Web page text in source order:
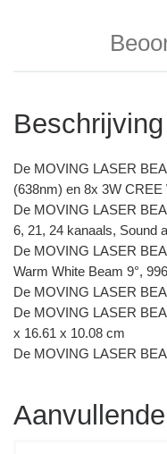
Beschrijving
De MOVING LASER
(638nm) en 8x 3W CREE
De MOVING LASER
6, 21, 24 kanaals, Sound
De MOVING LASER
Warm White Beam 9°,
De MOVING LASER
De MOVING LASER
x 16.61 x 10.08 cm
De MOVING LASER